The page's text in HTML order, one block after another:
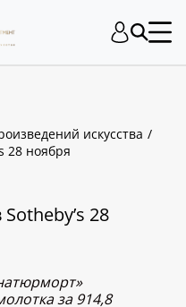
искусства
28 ноября
28
за 914,8